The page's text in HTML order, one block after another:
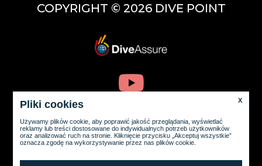
COPYRIGHT © 2026 DIVE POINT
X
Pliki cookies
Używamy plików cookie, aby poprawić jakość przeglądania, wyświetlać
reklamy lub treści dostosowane do indywidualnych potrzeb użytkowników
oraz analizować ruch na stronie. Kliknięcie przycisku „Akceptuj wszystkie”
oznacza zgodę na wykorzystywanie przez nas plików cookie.